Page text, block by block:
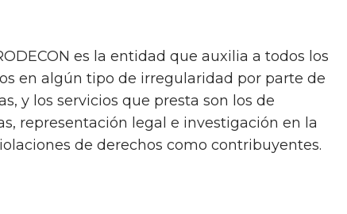
es la entidad que auxilia a todos los
en algún tipo de irregularidad por parte de
y los servicios que presta son los de
representación legal e investigación en la
de derechos como contribuyentes.